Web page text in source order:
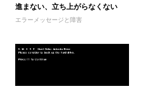
進まない、立ち上がらなくない
エラーメッセージと障害